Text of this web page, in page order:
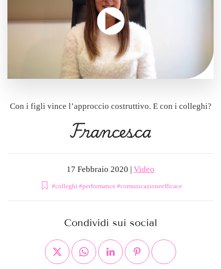
Con i figli vince l’approccio costruttivo. E con i colleghi?
Francesca
17 Febbraio 2020 | Video
#colleghi #performance #comunicazioneefficace
Condividi sui social